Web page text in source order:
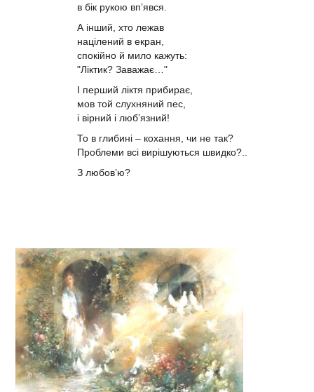
в бік рукою вп’явся.
А інший, хто лежав
націлений в екран,
спокійно й мило кажуть:
"Ліктик? Заважає…"
І перший ліктя прибирає,
мов той слухняний пес,
і вірний і люб’язний!
То в глибині – кохання, чи не так?
Проблеми всі вирішуються швидко?..
З любов’ю?